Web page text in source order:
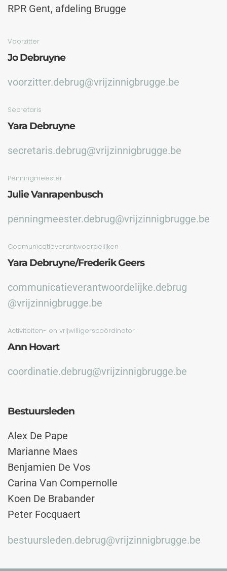
RPR Gent, afdeling Brugge
Voorzitter
Jo Debruyne
voorzitter.debrug@vrijzinnigbrugge.be
Secretaris
Yara Debruyne
secretaris.debrug@vrijzinnigbrugge.be
Penningmeester
Julie Vanrapenbusch
penningmeester.debrug@vrijzinnigbrugge.be
Coomunicatieverantwoordelijken
Yara Debruyne/Frederik Geers
communicatieverantwoordelijke.debrug
@vrijzinnigbrugge.be
Activiteiten- en vrijwilligerscoördinator
Ann Hovart
coordinatie.debrug@vrijzinnigbrugge.be
Bestuursleden
Alex De Pape
Marianne Maes
Benjamien De Vos
Carina Van Compernolle
Koen De Brabander
Peter Focquaert
bestuursleden.debrug@vrijzinnigbrugge.be